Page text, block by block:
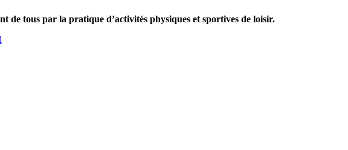
de tous par la pratique d’activités physiques et sportives de loisir.